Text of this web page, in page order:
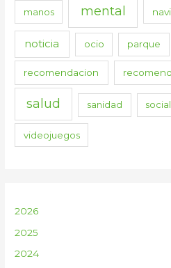
manos mental
noticia ocio parque
recomendacion
salud sanidad social
videojuegos
2026
2025
2024